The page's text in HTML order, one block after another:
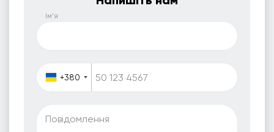
Iм’я
+380
Повідомлення